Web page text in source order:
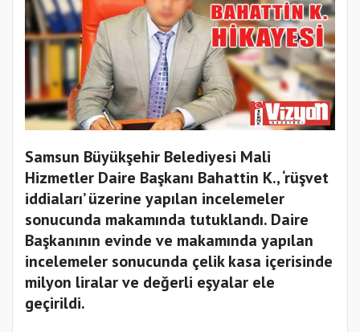
Samsun Büyükşehir Belediyesi Mali
Hizmetler Daire Başkanı Bahattin K., ‘rüşvet
iddiaları’ üzerine yapılan incelemeler
sonucunda makamında tutuklandı. Daire
Başkanının evinde ve makamında yapılan
incelemeler sonucunda çelik kasa içerisinde
milyon liralar ve değerli eşyalar ele
geçirildi.